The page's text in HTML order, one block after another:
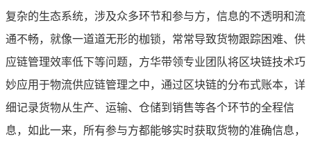
复杂的生态系统，涉及众多环节和参与方，信息的不透明和流
通不畅，就像一道道无形的枷锁，常常导致货物跟踪困难、供
应链管理效率低下等问题，方华带领专业团队将区块链技术巧
妙应用于物流供应链管理之中，通过区块链的分布式账本，详
细记录货物从生产、运输、仓储到销售等各个环节的全程信
息，如此一来，所有参与方都能够实时获取货物的准确信息，